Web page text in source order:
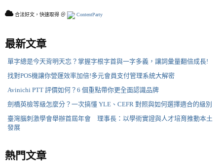
合法好文，快速取得 ＠ ContentParty
最新文章
單字總是今天背明天忘？掌握字根字首與一字多義，讓詞彙量翻倍成長!
找對POS機讓你營運效率加倍!多元會員支付管理系統大解密
Avinichi PTT 評價如何？6 個重點帶你更全面認識品牌
劍橋英檢等級怎麼分？一次搞懂 YLE、CEFR 對照與如何選擇適合的級別
臺灣腦刺激學會舉辦首屆年會 理事長：以學術實證與人才培育推動本土
發展
熱門文章